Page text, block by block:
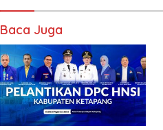
o
o
k
A
p
p
Baca Juga